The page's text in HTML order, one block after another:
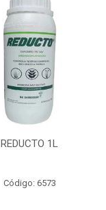
REDUCTO 1L
Código: 6573